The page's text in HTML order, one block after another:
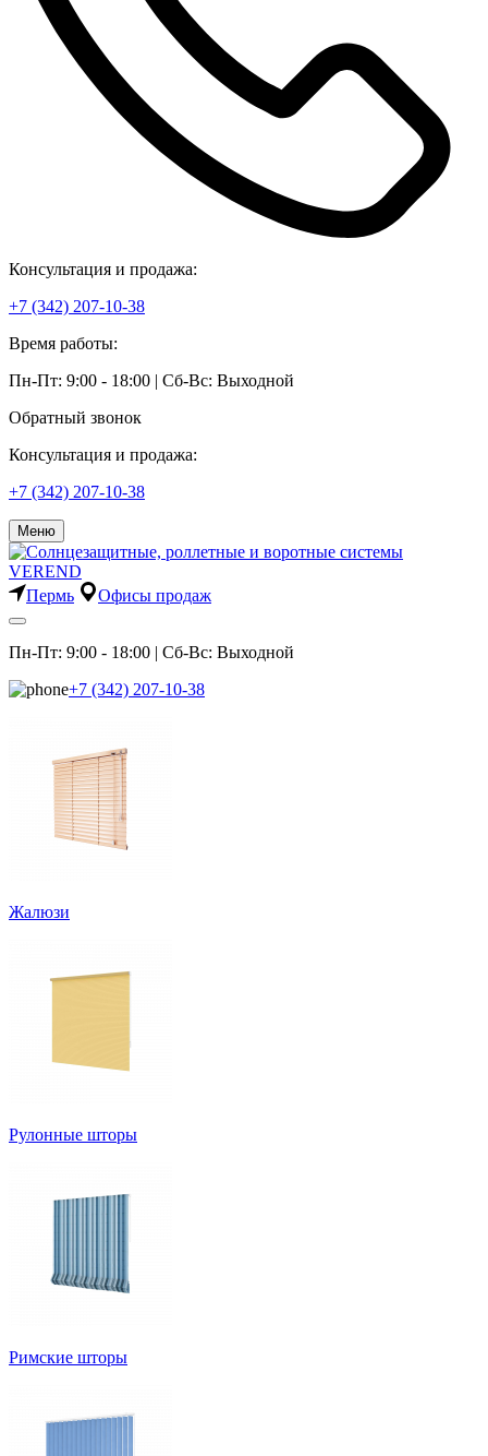
Консультация и продажа:
+7 (342) 207-10-38
Время работы:
Пн-Пт: 9:00 - 18:00 | Сб-Вс: Выходной
Обратный звонок
Консультация и продажа:
+7 (342) 207-10-38
Меню
Пермь Офисы продаж
Пн-Пт: 9:00 - 18:00 | Сб-Вс: Выходной
+7 (342) 207-10-38
Жалюзи
Рулонные шторы
Римские шторы